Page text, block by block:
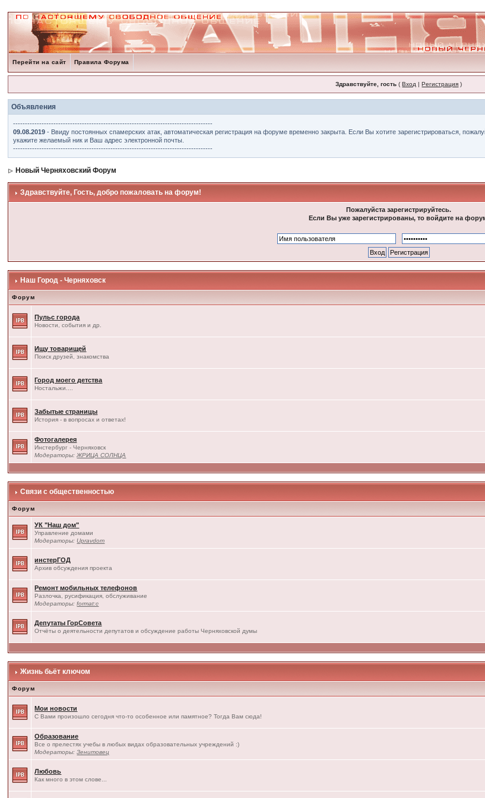
Перейти на сайт Правила Форума
Здравствуйте, гость (Вход |Регистрация )
Объявления
------------------------------------------------------------------------------------
09.08.2019 - Ввиду постоянных спамерских атак, автоматическая регистрация на форуме временно закрыта. Если Вы хотите зарегистрироваться,
укажите желаемый ник и Ваш адрес электронной почты.
------------------------------------------------------------------------------------
Новый Черняховский Форум
Здравствуйте, Гость, добро пожаловать на форум!
Пожалуйста зарегистрируйтесь.
Если Вы уже зарегистрированы, то войдите на
Наш Город - Черняховск
Форум
Пульс города
Новости, события и др.
Ищу товарищей
Поиск друзей, знакомства
Город моего детства
Ностальжи....
Забытые страницы
История - в вопросах и ответах!
Фотогалерея
Инстербург - Черняховск
Модераторы:ЖРИЦА СОЛНЦА
Связи с общественностью
Форум
УК "Наш дом"
Управление домами
Модераторы:Upravdom
инстерГОД
Архив обсуждения проекта
Ремонт мобильных телефонов
Разлочка, русификация, обслуживание
Модераторы:format:c
Депутаты ГорСовета
Отчёты о деятельности депутатов и обсуждение работы Черняховской думы
Жизнь бьёт ключом
Форум
Мои новости
С Вами произошло сегодня что-то особенное или памятное? Тогда Вам сюда!
Образование
Все о прелестях учебы в любых видах образовательных учреждений :)
Модераторы:Зенитовец
Любовь
Как много в этом слове...